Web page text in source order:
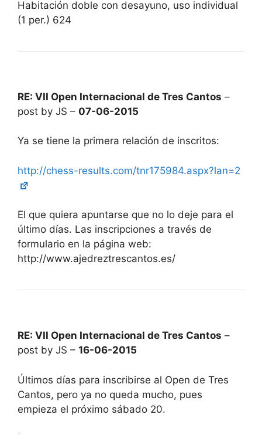
Habitación doble con desayuno, uso individual
(1 per.) 624
RE: VII Open Internacional de Tres Cantos –
post by JS – 07-06-2015
Ya se tiene la primera relación de inscritos:
http://chess-results.com/tnr175984.aspx?lan=2
El que quiera apuntarse que no lo deje para el
último días. Las inscripciones a través de
formulario en la página web:
http://www.ajedreztrescantos.es/
RE: VII Open Internacional de Tres Cantos –
post by JS – 16-06-2015
Últimos días para inscribirse al Open de Tres
Cantos, pero ya no queda mucho, pues
empieza el próximo sábado 20.